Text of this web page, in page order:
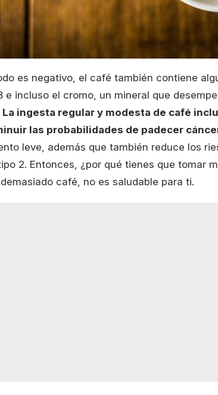
es negativo, el café también contiene
e incluso el cromo, un mineral que
La ingesta regular y modesta de café
las probabilidades de padecer
leve, además que también reduce los
2. Entonces, ¿por qué tienes que tomar
café, no es saludable para ti.